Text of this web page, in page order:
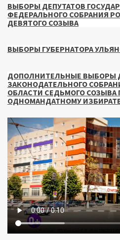
ВЫБОРЫ ДЕПУТАТОВ
ФЕДЕРАЛЬНОГО СОБРАНИЯ
ДЕВЯТОГО СОЗЫВА
ВЫБОРЫ ГУБЕРНАТОРА
ДОПОЛНИТЕЛЬНЫЕ ВЫБОРЫ
ЗАКОНОДАТЕЛЬНОГО
ОБЛАСТИ СЕДЬМОГО
ОДНОМАНДАТНОМУ